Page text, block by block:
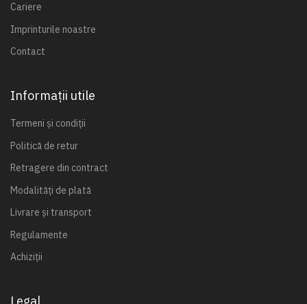
Cariere
Imprinturile noastre
Contact
Informații utile
Termeni și condiții
Politică de retur
Retragere din contract
Modalități de plată
Livrare și transport
Regulamente
Achiziții